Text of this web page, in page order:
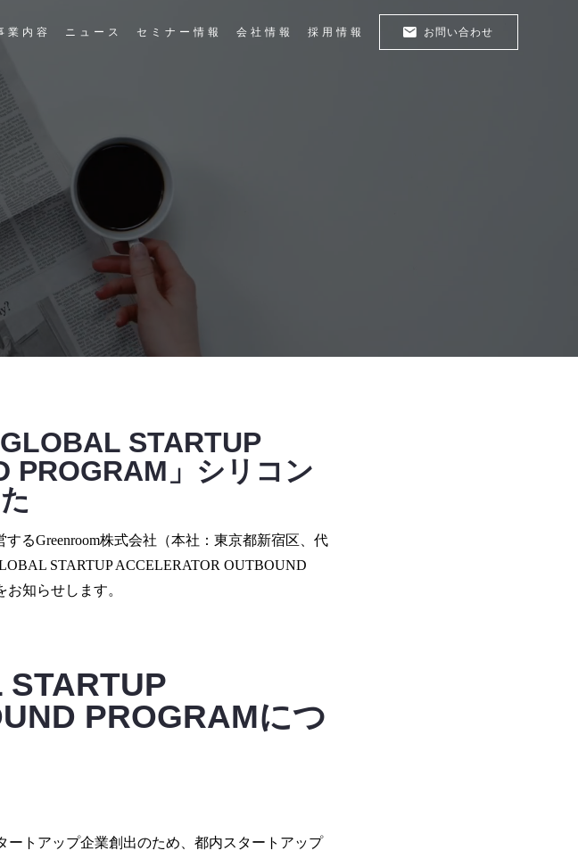
業内容 ニュース セミナー情報 会社情報 採用情報 お問い合わせ
STARTUP
PROGRAM」シリコン
るGreenroom株式会社（本社：東京都新宿区、代
STARTUP ACCELERATOR OUTBOUND
知らせします。
PROGRAMにつ
トアップ企業創出のため、都内スタートアップ